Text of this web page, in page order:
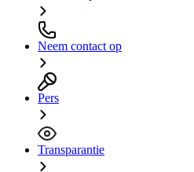
Neem contact op
Pers
Transparantie